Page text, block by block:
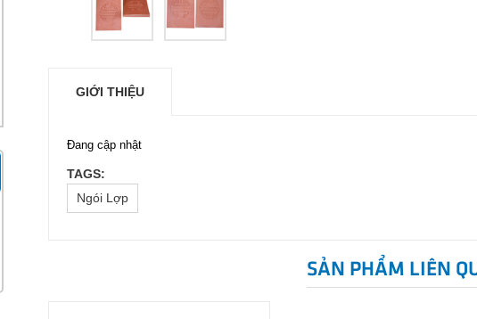
GIỚI THIỆU
Đang cập nhật
TAGS:
Ngói Lợp
SẢN PHẨM LIÊN